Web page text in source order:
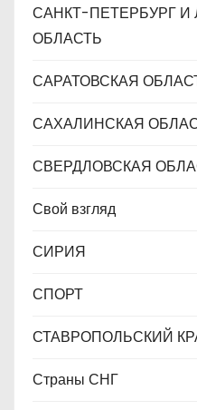
САНКТ-ПЕТЕРБУРГ
ОБЛАСТЬ
САРАТОВСКАЯ
САХАЛИНСКАЯ
СВЕРДЛОВСКАЯ
Свой взгляд
СИРИЯ
СПОРТ
СТАВРОПОЛЬСКИЙ
Страны СНГ